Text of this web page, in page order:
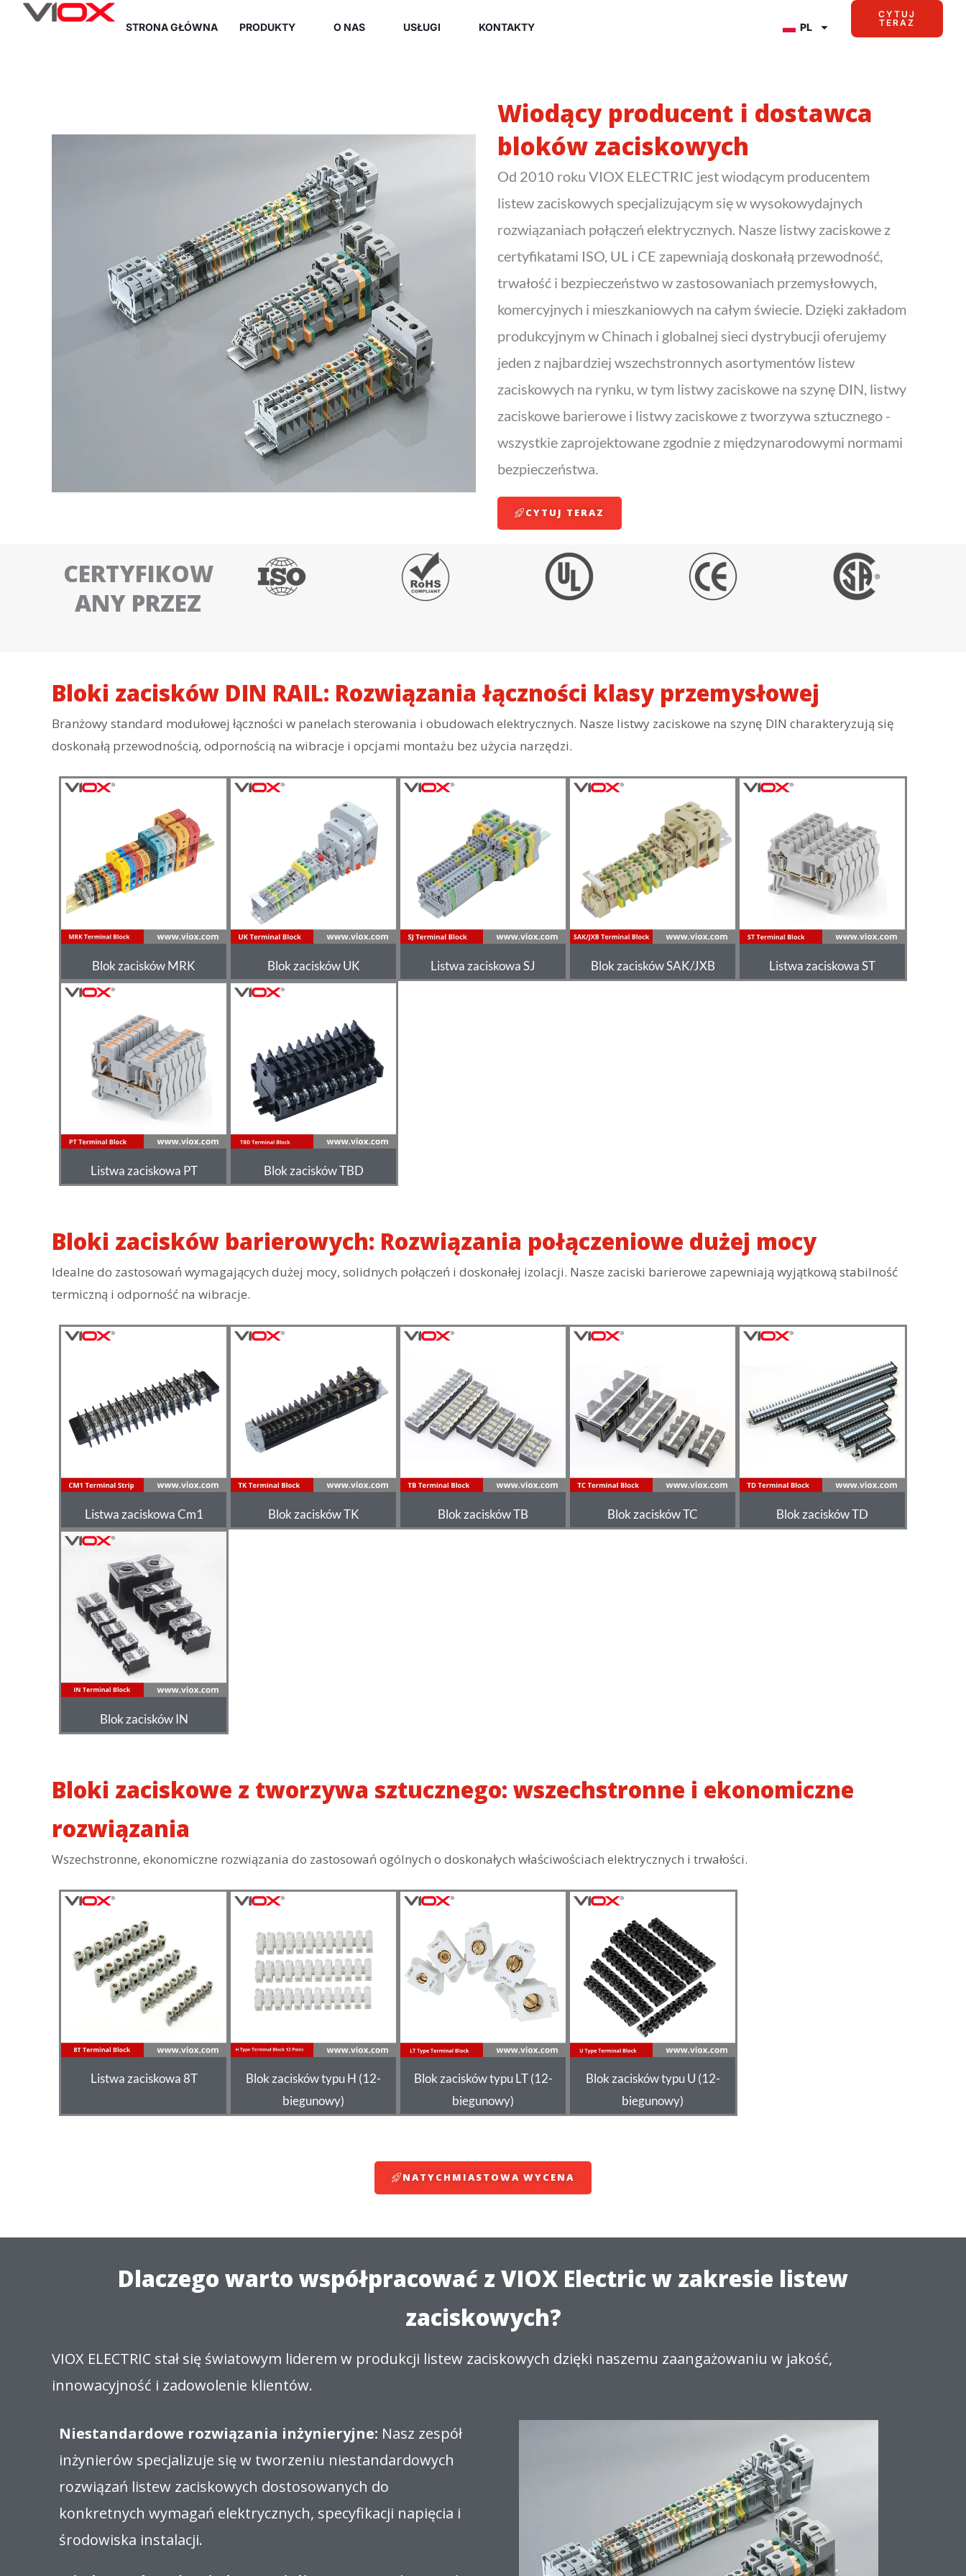
Przejdź
STRONA GŁÓWNA PRODUKTY O NAS USŁUGI KONTAKTY PL
CYTUJ
TERAZ
Wiodący producent i dostawca
bloków zaciskowych
Od 2010 roku VIOX ELECTRIC jest wiodącym producentem
listew zaciskowych specjalizującym się w wysokowydajnych
rozwiązaniach połączeń elektrycznych. Nasze listwy zaciskowe z
certyfikatami ISO, UL i CE zapewniają doskonałą przewodność,
trwałość i bezpieczeństwo w zastosowaniach przemysłowych,
komercyjnych i mieszkaniowych na całym świecie. Dzięki zakładom
produkcyjnym w Chinach i globalnej sieci dystrybucji oferujemy
jeden z najbardziej wszechstronnych asortymentów listew
zaciskowych na rynku, w tym listwy zaciskowe na szynę DIN, listwy
zaciskowe barierowe i listwy zaciskowe z tworzywa sztucznego -
wszystkie zaprojektowane zgodnie z międzynarodowymi normami
bezpieczeństwa.
CYTUJ TERAZ
CERTYFIKOW
ANY PRZEZ
Bloki zacisków DIN RAIL: Rozwiązania łączności klasy przemysłowej
Branżowy standard modułowej łączności w panelach sterowania i obudowach elektrycznych. Nasze listwy zaciskowe na szynę DIN charakteryzują się
doskonałą przewodnością, odpornością na wibracje i opcjami montażu bez użycia narzędzi.
Blok zacisków MRK Blok zacisków UK Listwa zaciskowa SJ Blok zacisków SAK/JXB Listwa zaciskowa ST
Listwa zaciskowa PT Blok zacisków TBD
Bloki zacisków barierowych: Rozwiązania połączeniowe dużej mocy
Idealne do zastosowań wymagających dużej mocy, solidnych połączeń i doskonałej izolacji. Nasze zaciski barierowe zapewniają wyjątkową stabilność
termiczną i odporność na wibracje.
Listwa zaciskowa Cm1 Blok zacisków TK Blok zacisków TB Blok zacisków TC Blok zacisków TD
Blok zacisków IN
Bloki zaciskowe z tworzywa sztucznego: wszechstronne i ekonomiczne
rozwiązania
Wszechstronne, ekonomiczne rozwiązania do zastosowań ogólnych o doskonałych właściwościach elektrycznych i trwałości.
Listwa zaciskowa 8T
Blok zacisków typu H (12-
biegunowy)
Blok zacisków typu LT (12-
biegunowy)
Blok zacisków typu U (12-
biegunowy)
NATYCHMIASTOWA WYCENA
Dlaczego warto współpracować z VIOX Electric w zakresie listew
zaciskowych?
VIOX ELECTRIC stał się światowym liderem w produkcji listew zaciskowych dzięki naszemu zaangażowaniu w jakość,
innowacyjność i zadowolenie klientów.
Niestandardowe rozwiązania inżynieryjne: Nasz zespół
inżynierów specjalizuje się w tworzeniu niestandardowych
rozwiązań listew zaciskowych dostosowanych do
konkretnych wymagań elektrycznych, specyfikacji napięcia i
środowiska instalacji.